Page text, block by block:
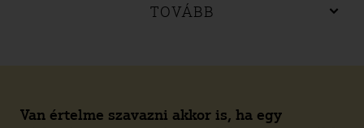
TOVÁBB
Van értelme szavazni akkor is, ha egy